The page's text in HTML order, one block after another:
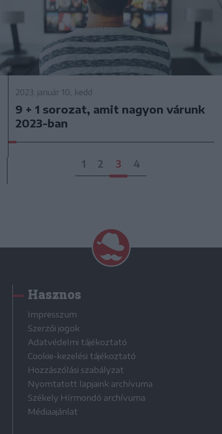
2023. január 10., kedd
9 + 1 sorozat, amit nagyon várunk
2023-ban
1 2 3 4
Hasznos
Impresszum
Szerzői jogok
Adatvédelmi tájékoztató
Cookie-kezelési tájékoztató
Hozzászólási szabályzat
Nyomtatott lapjaink archívuma
Székely Hírmondó archívuma
Médiaajánlat